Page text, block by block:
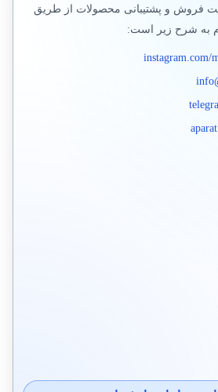
فروش و پشتیبانی محصولات از طریق
به شرح زیر است:
instagram.com/